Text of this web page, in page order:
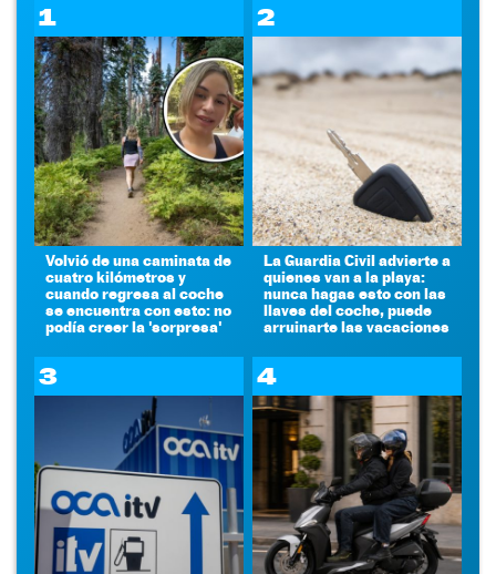
1
Volvió de una caminata de
cuatro kilómetros y
cuando regresa al coche
se encuentra con esto: no
podía creer la 'sorpresa'
2
La Guardia Civil advierte a
quienes van a la playa:
nunca hagas esto con las
llaves del coche, puede
arruinarte las vacaciones
3 4